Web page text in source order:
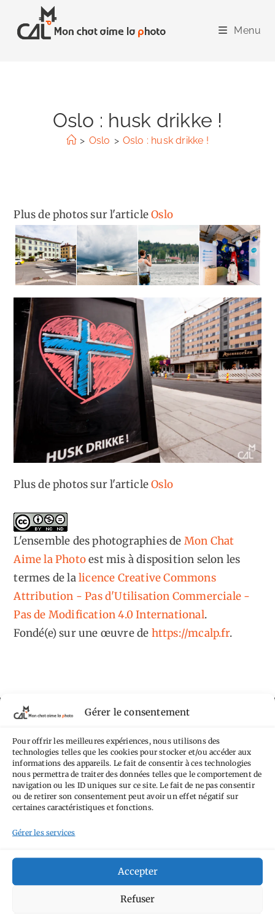
Gérer le consentement
Pour offrir les meilleures expériences, nous utilisons des
technologies telles que les cookies pour stocker et/ou accéder aux
informations des appareils. Le fait de consentir à ces technologies
nous permettra de traiter des données telles que le comportement de
navigation ou les ID uniques sur ce site. Le fait de ne pas consentir
ou de retirer son consentement peut avoir un effet négatif sur
certaines caractéristiques et fonctions.
Gérer les services
Accepter
Refuser
content
Menu
Oslo : husk drikke !
> Oslo > Oslo : husk drikke !
Plus de photos sur l'articleOslo
Plus de photos sur l'articleOslo
L'ensemble des photographiesde Mon Chat
Aime la Photoest mis à disposition selon les
termes de lalicence Creative Commons
Attribution - Pas d'Utilisation Commerciale -
Pas de Modification 4.0 International.
Fondé(e) sur une œuvre de https://mcalp.fr.
Tags
AilleursAimez-vous bordelAllemagne Andorre
Anti tourismeBarBelgiqueBurgerChat
perchéCircuitDanemarkEspagne Feria GT
du patrimoine
Olympus OM-D E-M5
Mark IIParisPays-Bas